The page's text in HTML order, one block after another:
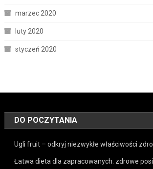
marzec 2020
luty 2020
styczeń 2020
DO POCZYTANIA
Ugli fruit – odkryj niezwykłe właściwości
Łatwa dieta dla zapracowanych: zdrowe